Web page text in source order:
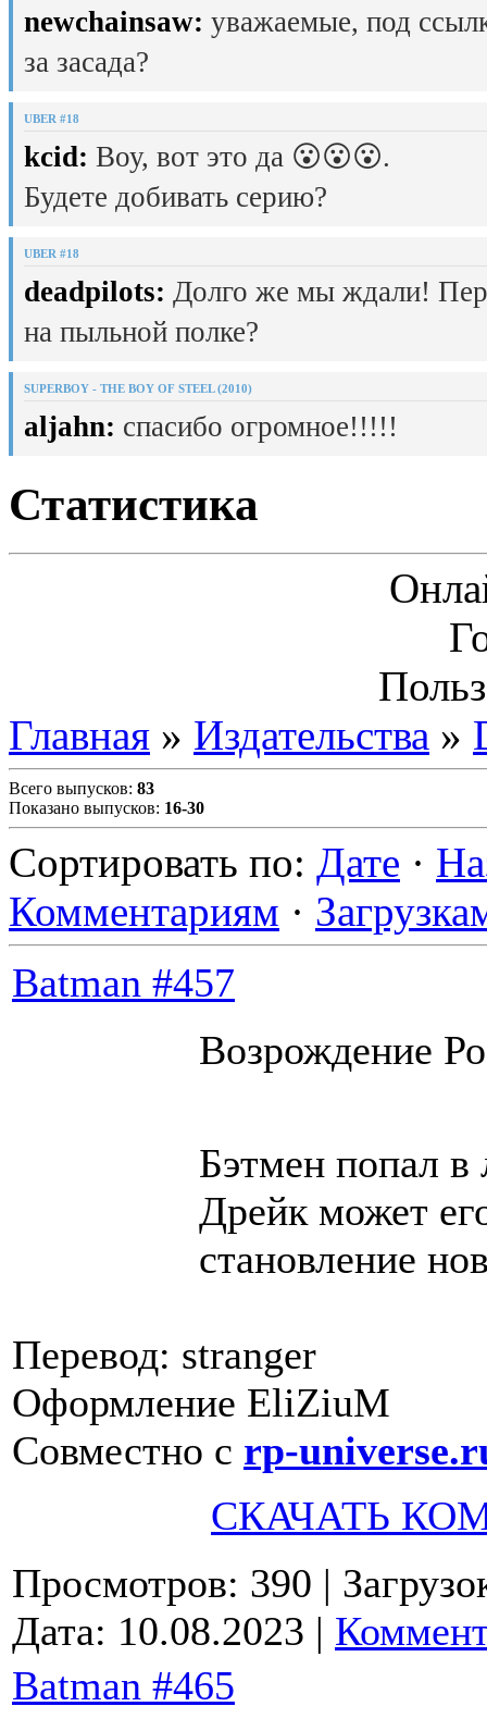
newchainsaw: уважаемые, под
за засада?
UBER #18
kcid: Воу, вот это да 😮😮😮.
Будете добивать серию?
UBER #18
deadpilots: Долго же мы ждали!
на пыльной полке?
SUPERBOY - THE BOY OF STEEL (2010)
aljahn: спасибо огромное!!!!!
Статистика
Главная » Издательства »
Всего выпусков: 83
Показано выпусков: 16-30
Сортировать по: Дате ·
Комментариям ·
Batman #457
Возрождение
Бэтмен попал в
Дрейк может
становление
Перевод: stranger
Оформление EliZiuM
Совместно с rp-
СКАЧАТЬ
Просмотров: 390 |
Дата: 10.08.2023 |
Batman #465